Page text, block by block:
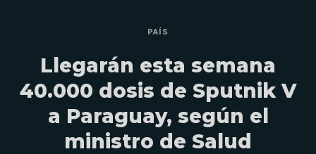
PAÍS
Llegarán esta semana
40.000 dosis de Sputnik V
a Paraguay, según el
ministro de Salud